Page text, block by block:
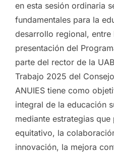
en esta sesión ordinaria
fundamentales para la
desarrollo regional, entre
presentación del
parte del rector de la
Trabajo 2025 del
ANUIES tiene como
integral de la educación
mediante estrategias
equitativo, la
innovación, la mejora